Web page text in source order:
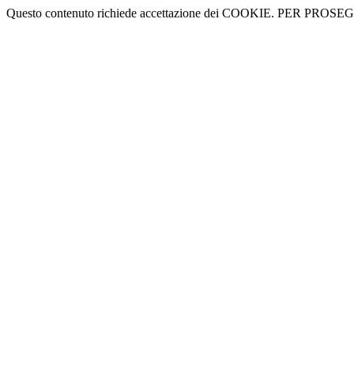
Questo contenuto richiede accettazione dei COOKIE. PER